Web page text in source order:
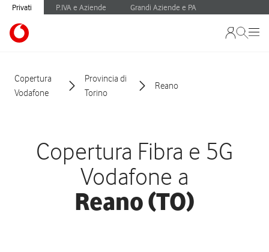
Privati P.IVA e Aziende Grandi Aziende e PA
Copertura
Vodafone
Provincia di
Torino
Reano
Copertura Fibra e 5G
Vodafone a
Reano (TO)